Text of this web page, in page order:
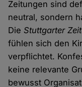
Zeitungen sind
neutral, sondern
DieStuttgarter
fühlen sich den
verpflichtet.
keine relevante
bewusst